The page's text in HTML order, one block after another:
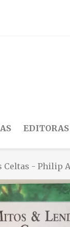
EDITORAS
Celtas - Philip